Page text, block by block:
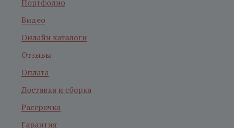
Портфолио
Видео
Онлайн каталоги
Отзывы
Оплата
Доставка и сборка
Рассрочка
Гарантия